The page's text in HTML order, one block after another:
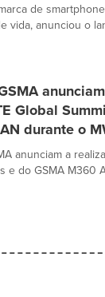
de
vida, anunciou o
Global
durante o
anunciam a
e do GSMA M360